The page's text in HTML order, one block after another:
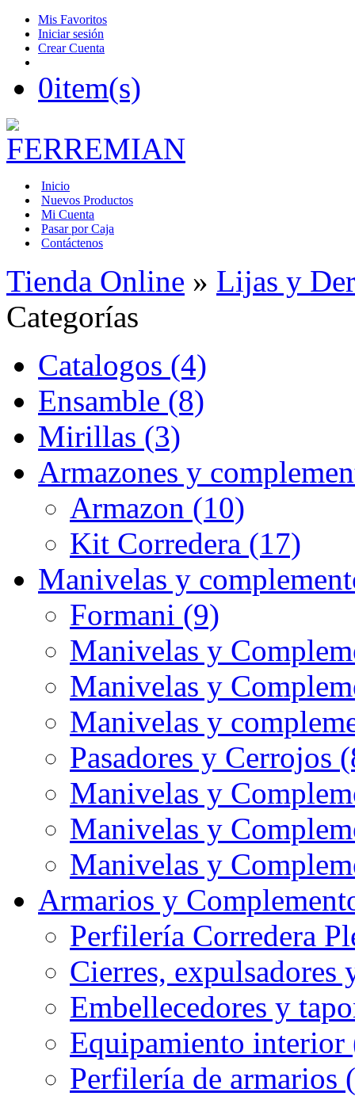
Mis Favoritos
Iniciar sesión
Crear Cuenta
0item(s)
Inicio
Nuevos Productos
Mi Cuenta
Pasar por Caja
Contáctenos
Tienda Online » Lijas y
Categorías
Catalogos (4)
Ensamble (8)
Mirillas (3)
Armazones y
Armazon (10)
Kit Corredera (17)
Manivelas y
Formani (9)
Manivelas y
Manivelas y
Manivelas y
Pasadores y Cerrojos
Manivelas y
Manivelas y
Manivelas y
Armarios y
Perfilería Corredera
Cierres, expulsadores
Embellecedores y
Equipamiento interior
Perfilería de armarios